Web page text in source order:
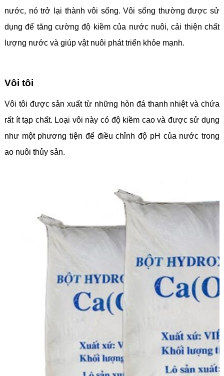
nước, nó trở lại thành vôi sống. Vôi sống thường được sử
dụng để tăng cường độ kiềm của nước nuôi, cải thiện chất
lượng nước và giúp vật nuôi phát triển khỏe mạnh.
Vôi tôi
Vôi tôi được sản xuất từ những hòn đá thanh nhiệt và chứa
rất ít tạp chất. Loại vôi này có độ kiềm cao và được sử dụng
như một phương tiện để điều chỉnh độ pH của nước trong
ao nuôi thủy sản.